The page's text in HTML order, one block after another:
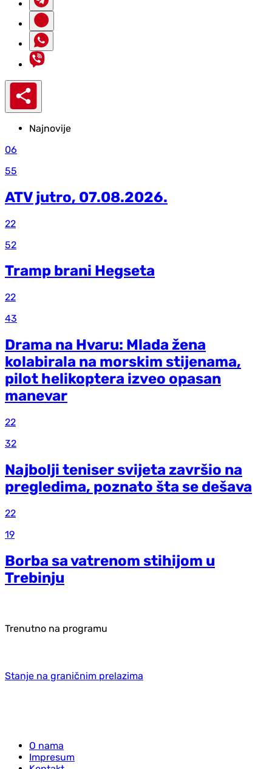
Najnovije
06
55
ATV jutro, 07.08.2026.
22
52
Tramp brani Hegseta
22
43
Drama na Hvaru: Mlada žena
kolabirala na morskim stijenama,
pilot helikoptera izveo opasan
manevar
22
32
Najbolji teniser svijeta završio na
pregledima, poznato šta se dešava
22
19
Borba sa vatrenom stihijom u
Trebinju
Trenutno na programu
Stanje na graničnim prelazima
O nama
Impresum